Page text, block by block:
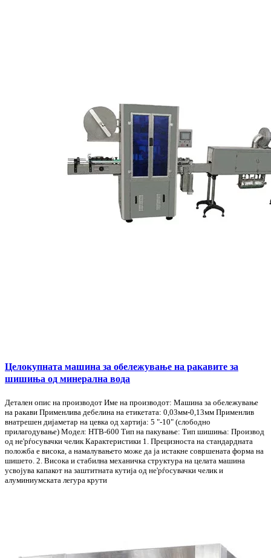
Целокупната машина за обележување на ракавите за
шишиња од минерална вода
Детален опис на производот Име на производот: Машина за обележување
на ракави Применлива дебелина на етикетата: 0,03мм-0,13мм Применлив
внатрешен дијаметар на цевка од хартија: 5 "-10" (слободно
прилагодување) Модел: HTB-600 Тип на пакување: Тип шишиња: Производ
од не'рѓосувачки челик Карактеристики 1. Прецизноста на стандардната
положба е висока, а намалувањето може да ја истакне совршената форма на
шишето. 2. Висока и стабилна механичка структура на целата машина
усвојува капакот на заштитната кутија од не'рѓосувачки челик и
алуминиумската легура крути